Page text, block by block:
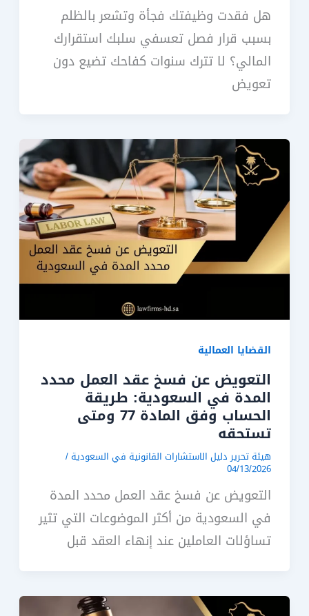
هل فقدت وظيفتك فجأة وتشعر بالظلم
بسبب قرار فصل تعسفي سلبك استقرارك
المالي؟ لا تترك سنوات كفاحك تضيع دون
تعويض
القضايا العمالية
التعويض عن فسخ عقد العمل محدد
المدة في السعودية: طريقة
الحساب وفق المادة 77 ومتى
تستحقه
هيئة تحرير دليل الاستشارات القانونية في السعودية /
04/13/2026
التعويض عن فسخ عقد العمل محدد المدة
في السعودية من أكثر الموضوعات التي تثير
تساؤلات العاملين عند إنهاء العقد قبل